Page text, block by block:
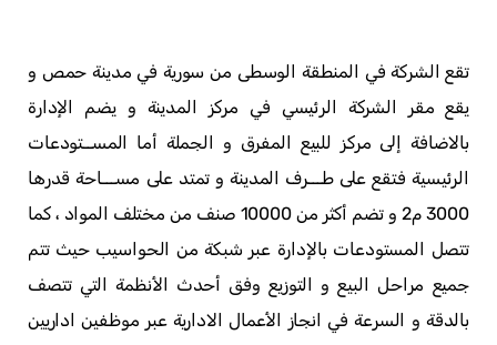
تقع الشركة في المنطقة الوسطى من سورية في مدينة حمص و
يقع مقر الشركة الرئيسي في مركز المدينة و يضم الإدارة
بالاضافة إلى مركز للبيع المفرق و الجملة أما المســتودعات
الرئيسية فتقع على طـــرف المدينة و تمتد على مســـاحة قدرها
3000 م2 و تضم أكثر من 10000 صنف من مختلف المواد ، كما
تتصل المستودعات بالإدارة عبر شبكة من الحواسيب حيث تتم
جميع مراحل البيع و التوزيع وفق أحدث الأنظمة التي تتصف
بالدقة و السرعة في انجاز الأعمال الادارية عبر موظفين اداريين